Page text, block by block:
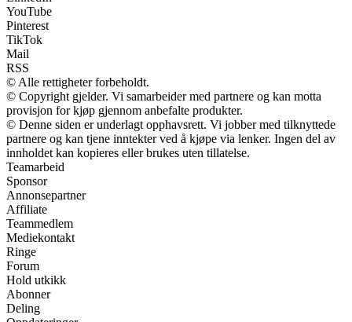
YouTube
Pinterest
TikTok
Mail
RSS
© Alle rettigheter forbeholdt.
© Copyright gjelder. Vi samarbeider med partnere og kan motta
provisjon for kjøp gjennom anbefalte produkter.
© Denne siden er underlagt opphavsrett. Vi jobber med tilknyttede
partnere og kan tjene inntekter ved å kjøpe via lenker. Ingen del av
innholdet kan kopieres eller brukes uten tillatelse.
Teamarbeid
Sponsor
Annonsepartner
Affiliate
Teammedlem
Mediekontakt
Ringe
Forum
Hold utkikk
Abonner
Deling